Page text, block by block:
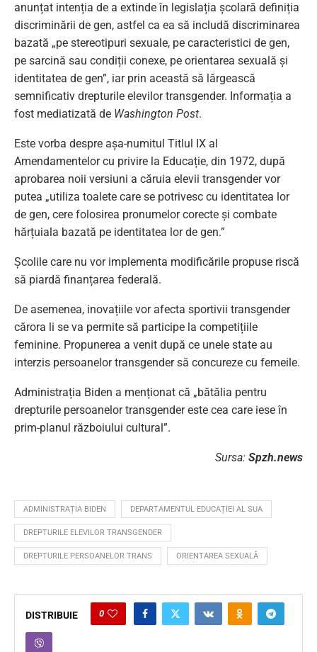
anunțat intenția de a extinde în legislația școlară definiția
discriminării de gen, astfel ca ea să includă discriminarea
bazată „pe stereotipuri sexuale, pe caracteristici de gen,
pe sarcină sau condiții conexe, pe orientarea sexuală și
identitatea de gen”, iar prin această să lărgească
semnificativ drepturile elevilor transgender. Informația a
fost mediatizată de Washington Post.
Este vorba despre așa-numitul Titlul IX al
Amendamentelor cu privire la Educație, din 1972, după
aprobarea noii versiuni a căruia elevii transgender vor
putea „utiliza toalete care se potrivesc cu identitatea lor
de gen, cere folosirea pronumelor corecte și combate
hărțuiala bazată pe identitatea lor de gen.”
Școlile care nu vor implementa modificările propuse riscă
să piardă finanțarea federală.
De asemenea, inovațiile vor afecta sportivii transgender
cărora li se va permite să participe la competițiile
feminine. Propunerea a venit după ce unele state au
interzis persoanelor transgender să concureze cu femeile.
Administrația Biden a menționat că „bătălia pentru
drepturile persoanelor transgender este cea care iese în
prim-planul războiului cultural”.
Sursa: Spzh.news
ADMINISTRAȚIA BIDEN DEPARTAMENTUL EDUCAȚIEI AL SUA
DREPTURILE ELEVILOR TRANSGENDER
DREPTURILE PERSOANELOR TRANS ORIENTAREA SEXUALĂ
DISTRIBUIE 0